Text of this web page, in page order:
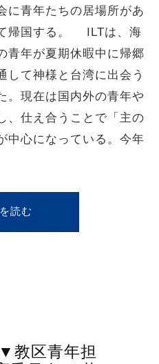
に青年たちの居場所があ
帰国する。 ILTは、海
青年が夏期休暇中に帰郷
して神様と台湾に出会う
。現在は国内外の青年や
、仕え合うことで「主の
中心になっている。今年
読む
▼教区青年担